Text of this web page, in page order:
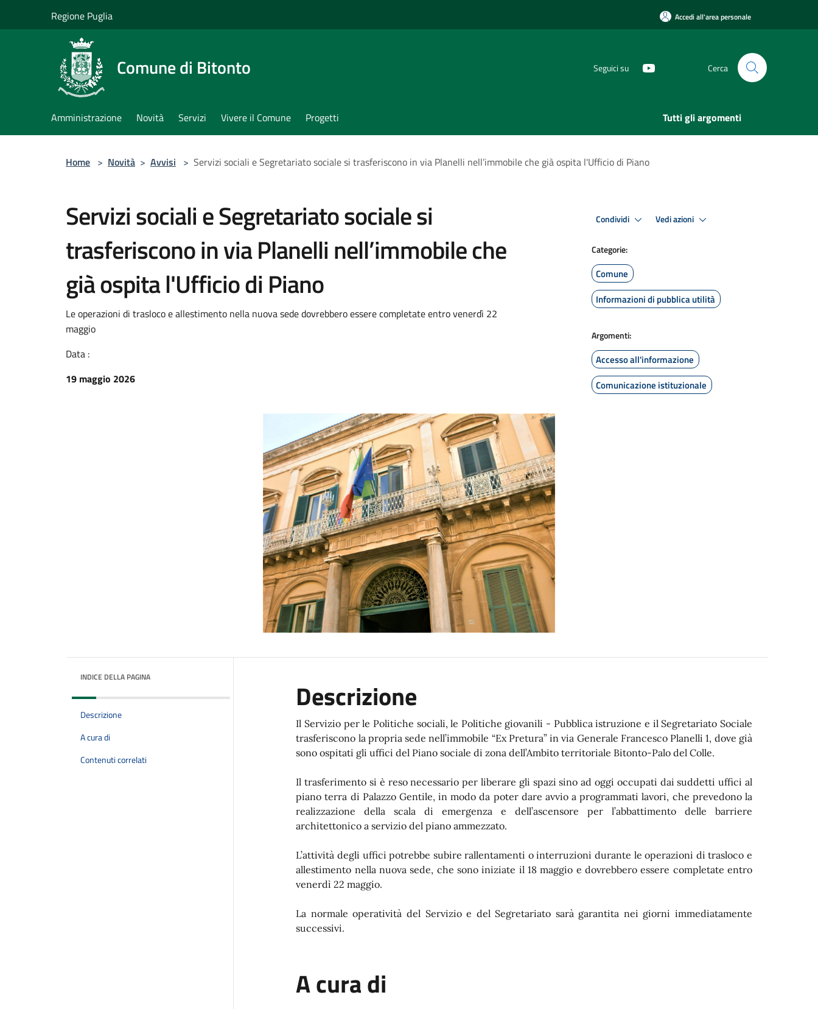
Regione Puglia Accedi all'area personale
Comune di Bitonto Seguici su Cerca
Amministrazione Novità Servizi Vivere il Comune Progetti Tutti gli argomenti
Home > Novità > Avvisi > Servizi sociali e Segretariato sociale si trasferiscono in via Planelli nell’immobile che già ospita l'Ufficio di Piano
Servizi sociali e Segretariato sociale si
trasferiscono in via Planelli nell’immobile che
già ospita l'Ufficio di Piano
Le operazioni di trasloco e allestimento nella nuova sede dovrebbero essere completate entro venerdì 22
maggio
Data :
19 maggio 2026
Condividi Vedi azioni
Categorie:
Comune
Informazioni di pubblica utilità
Argomenti:
Accesso all'informazione
Comunicazione istituzionale
INDICE DELLA PAGINA
Descrizione
A cura di
Contenuti correlati
Descrizione
Il Servizio per le Politiche sociali, le Politiche giovanili - Pubblica istruzione e il Segretariato Sociale
trasferiscono la propria sede nell’immobile “Ex Pretura” in via Generale Francesco Planelli 1, dove già
sono ospitati gli uffici del Piano sociale di zona dell’Ambito territoriale Bitonto-Palo del Colle.
Il trasferimento si è reso necessario per liberare gli spazi sino ad oggi occupati dai suddetti uffici al
piano terra di Palazzo Gentile, in modo da poter dare avvio a programmati lavori, che prevedono la
realizzazione della scala di emergenza e dell’ascensore per l’abbattimento delle barriere
architettonico a servizio del piano ammezzato.
L’attività degli uffici potrebbe subire rallentamenti o interruzioni durante le operazioni di trasloco e
allestimento nella nuova sede, che sono iniziate il 18 maggio e dovrebbero essere completate entro
venerdì 22 maggio.
La normale operatività del Servizio e del Segretariato sarà garantita nei giorni immediatamente
successivi.
A cura di